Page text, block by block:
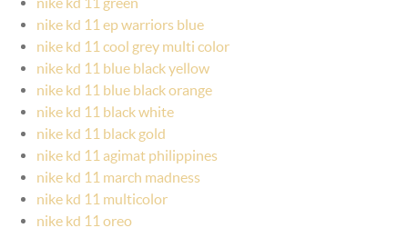
nike kd 11 ep warriors blue
nike kd 11 cool grey multi color
nike kd 11 blue black yellow
nike kd 11 blue black orange
nike kd 11 black white
nike kd 11 black gold
nike kd 11 agimat philippines
nike kd 11 march madness
nike kd 11 multicolor
nike kd 11 oreo